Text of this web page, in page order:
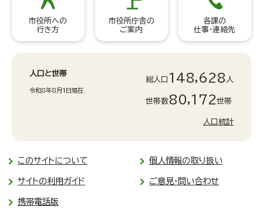
市役所への
行き方
市役所庁舎の
ご案内
各課の
仕事・連絡先
人口と世帯
令和8年8月1日現在
総人口 148,628 人
世帯数80,172世帯
人口統計
このサイトについて 個人情報の取り扱い
サイトの利用ガイド ご意見・問い合わせ
携帯電話版